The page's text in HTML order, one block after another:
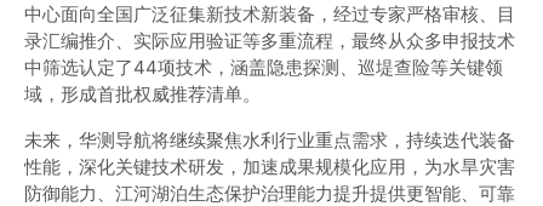
中心面向全国广泛征集新技术新装备，经过专家严格审核、目
录汇编推介、实际应用验证等多重流程，最终从众多申报技术
中筛选认定了44项技术，涵盖隐患探测、巡堤查险等关键领
域，形成首批权威推荐清单。
未来，华测导航将继续聚焦水利行业重点需求，持续迭代装备
性能，深化关键技术研发，加速成果规模化应用，为水旱灾害
防御能力、江河湖泊生态保护治理能力提升提供更智能、可靠